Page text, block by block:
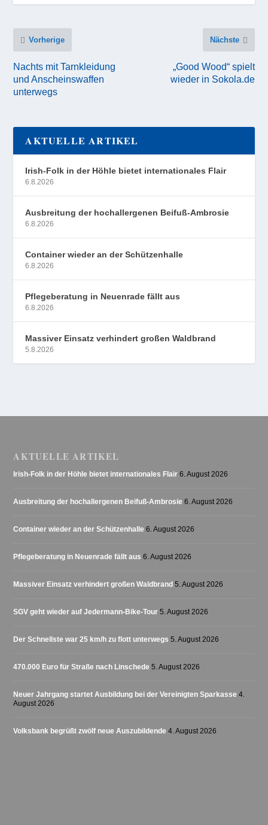
Vorherige
Nachts mit Tarnkleidung
und Anscheinswaffen
unterwegs
Nächste
„Good Wood“ spielt
wieder in Sokola.de
AKTUELLE ARTIKEL
Irish-Folk in der Höhle bietet internationales Flair
6.8.2026
Ausbreitung der hochallergenen Beifuß-Ambrosie
6.8.2026
Container wieder an der Schützenhalle
6.8.2026
Pflegeberatung in Neuenrade fällt aus
6.8.2026
Massiver Einsatz verhindert großen Waldbrand
5.8.2026
AKTUELLE ARTIKEL
Irish-Folk in der Höhle bietet internationales Flair 6. August 2026
Ausbreitung der hochallergenen Beifuß-Ambrosie 6. August 2026
Container wieder an der Schützenhalle 6. August 2026
Pflegeberatung in Neuenrade fällt aus 6. August 2026
Massiver Einsatz verhindert großen Waldbrand 5. August 2026
SGV geht wieder auf Jedermann-Bike-Tour 5. August 2026
Der Schnellste war 25 km/h zu flott unterwegs 5. August 2026
470.000 Euro für Straße nach Linschede 5. August 2026
Neuer Jahrgang startet Ausbildung bei der Vereinigten Sparkasse 4.
August 2026
Volksbank begrüßt zwölf neue Auszubildende 4. August 2026